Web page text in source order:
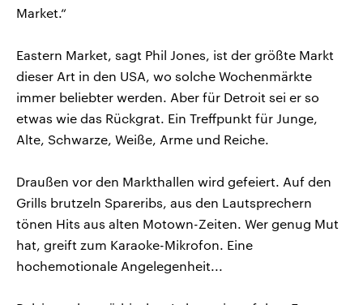
Market.“
Eastern Market, sagt Phil Jones, ist der größte Markt
dieser Art in den USA, wo solche Wochenmärkte
immer beliebter werden. Aber für Detroit sei er so
etwas wie das Rückgrat. Ein Treffpunkt für Junge,
Alte, Schwarze, Weiße, Arme und Reiche.
Draußen vor den Markthallen wird gefeiert. Auf den
Grills brutzeln Spareribs, aus den Lautsprechern
tönen Hits aus alten Motown-Zeiten. Wer genug Mut
hat, greift zum Karaoke-Mikrofon. Eine
hochemotionale Angelegenheit...